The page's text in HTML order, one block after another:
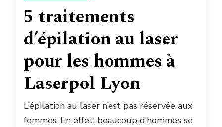
5 traitements
d’épilation au laser
pour les hommes à
Laserpol Lyon
L’épilation au laser n’est pas réservée aux
femmes. En effet, beaucoup d’hommes se